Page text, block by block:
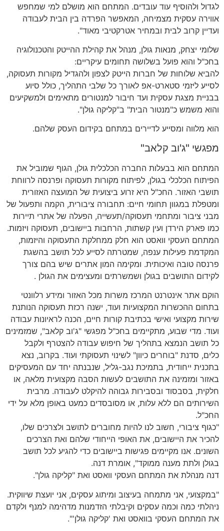
לגדול ולהוסיף עוד עובדים. המתחם הוא מושלם למי שמחפש
אווירה עסקית מצמיחה, המאפשר הפרדה בין הבית לעבודה
ועדיין קרוב לבית ובמחיר אטרקטיבי מאוד".
שלומי יצחק, מנאות גולן, מנהל את קהילת ההייטק והטכנולוגיה
בחכ"ל והוא פועל בשלושה תחומים עיקריים:
להביא שלוחות של חברות הייטק לצפון ולהגדיל מקורות תעסוקה,
לסייע ליזמי סטארט-אפ לאורך כל שלבי התהליך, כולל סיוע
בבניית מצגת עסקית ועד חיבור למנטורים מתאימים ולמשקיעים
והוא משמש כ"מנטור הבית" ב"קליקה גולן".
הוא מלווה ומסייע לדיירים במתחם בקידום העסק שלהם.
מפגשי "ג'וב קלאב"
המתחם הוא בבעלות החברה הכלכלית גולן, הגוף שמוביל את
הפיתוח הכלכלי בגולן, לפיתוח מקורות תעסוקה ופרנסה לרווחת
תושבי האזור. החכ"ל היא זרוע ביצועית של המועצה האזורית
ומטפלת במגוון תחומי חיים: תחבורה ציבורית, הקמה ותפעול של
מבני ציבור ומתחמי תעסוקה/תעשייה, הפעלה של אתרי תיירות
כמו פארק הירדן ועין קשתות, הרחבות ביישובים, תעסוקה ויזמות.
המתחם העסקי וואסט הוא חלק ממחלקת התעסוקה והיזמות,
המקדמת פעילות ענפה, שמטרתה לסייע לכל תושב בהשגת
פרנסה טובה ואיכותית. ומקימה המון אתרים שיש בהם צורך
לקידום התושבים בגולן ושמשרתים ומעצימים את הגולן .
הוקם אתר אינטרנט המרכז משרות מכל האזור ומידע רלוונטי
בתחום ההכשרות המקצועיות ועוד, ישנה רכזת תעסוקה הנותנת
שירות מקצועי ואישי בכתיבת קורות חיים, הכנה לראיונות עבודה
ועוד. מדי שבוע, מתקיימים בחכ"ל מפגשי "ג'וב קלאב", שמזמינים
כל תושב הנמצא בתהליך של חיפוש עבודה להצטרף ולקבל
כלים, סדנת "בוחרים כיוון" לשינוי תעסוקתי ועוד. בקרוב, נצא
בתכנית ייחודית, בתמיכת נגב-גליל, שנבנתה יחד עם המעסיקים
באזור ומזמינה את התושבים לעשות הסבה מקצועית מלאה, או
חלקית, בסבסוד ובסבירות גבוהה להיקלט לעבודה. מרבית
השירותים הם ללא עלות, או מסובסדים כמעט באופן מלא על ידי
החכ"ל.
"כגוף ציבורי, חשוב לנו להיות מחוברים לתושב ולצרכים שלו,
להכיר את היישובים, את האופי הייחודי שלהם ואת הצרכים
השונים. אנו מקיימים פגישות ביישובים כדי להגיע לכל תושב
בגולן ולתת מענה ממוקד", אומרת דנה.
דנה מנהלת את המתחם העסקי וואסט ואת "קליקה גולן".
"במקצועי, אני מתמחה בעיצוב ומיתוג עסקים, אני יועצת שיווקית.
ניהלתי כמה וכמה עסקים וקיבלתי הזדמנות מדהימה למנף ולקדם
את המתחם העסקי בוואסט ואת 'קליקה גולן'".